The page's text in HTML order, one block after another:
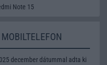
Note 15
december dátummal adta ki